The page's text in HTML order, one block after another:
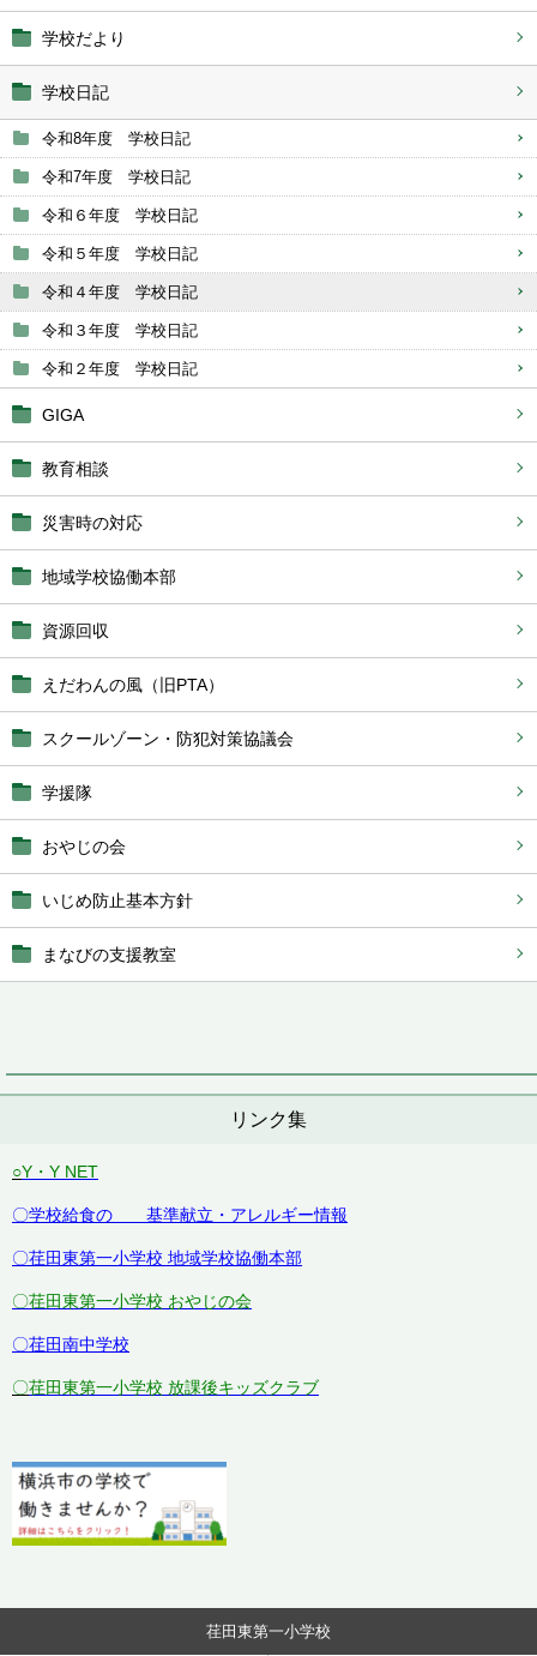
学校だより
学校日記
令和8年度 学校日記
令和7年度 学校日記
令和６年度 学校日記
令和５年度 学校日記
令和４年度 学校日記
令和３年度 学校日記
令和２年度 学校日記
GIGA
教育相談
災害時の対応
地域学校協働本部
資源回収
えだわんの風（旧PTA）
スクールゾーン・防犯対策協議会
学援隊
おやじの会
いじめ防止基本方針
まなびの支援教室
リンク集
○Y・Y NET
〇学校給食の 基準献立・アレルギー情報
〇荏田東第一小学校 地域学校協働本部
〇荏田東第一小学校 おやじの会
〇荏田南中学校
〇荏田東第一小学校 放課後キッズクラブ
荏田東第一小学校